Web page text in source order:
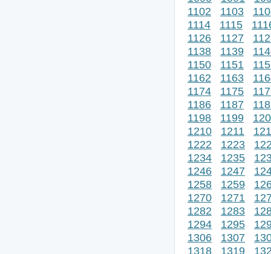
1102
1103
1114
1115
1126
1127
1138
1139
1150
1151
1162
1163
1174
1175
1186
1187
1198
1199
1210
1211
1222
1223
1234
1235
1246
1247
1258
1259
1270
1271
1282
1283
1294
1295
1306
1307
1318
1319